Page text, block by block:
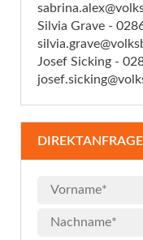
Silvia Grave -
Josef Sicking -
DIREKTANFRAGE